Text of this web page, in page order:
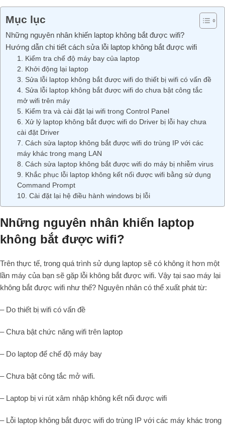
Mục lục
Những nguyên nhân khiến laptop không bắt được wifi?
Hướng dẫn chi tiết cách sửa lỗi laptop không bắt được wifi
1. Kiểm tra chế độ máy bay của laptop
2. Khởi động lại laptop
3. Sửa lỗi laptop không bắt được wifi do thiết bị wifi có vấn đề
4. Sửa lỗi laptop không bắt được wifi do chưa bật công tắc
mở wifi trên máy
5. Kiểm tra và cài đặt lại wifi trong Control Panel
6. Xử lý laptop không bắt được wifi do Driver bị lỗi hay chưa
cài đặt Driver
7. Cách sửa laptop không bắt được wifi do trùng IP với các
máy khác trong mạng LAN
8. Cách sửa laptop không bắt được wifi do máy bị nhiễm virus
9. Khắc phục lỗi laptop không kết nối được wifi bằng sử dụng
Command Prompt
10. Cài đặt lại hệ điều hành windows bị lỗi
Những nguyên nhân khiến laptop
không bắt được wifi?
Trên thực tế, trong quá trình sử dụng laptop sẽ có không ít hơn một
lần máy của bạn sẽ gặp lỗi không bắt được wifi. Vậy tại sao máy lại
không bắt được wifi như thế? Nguyên nhân có thể xuất phát từ:
– Do thiết bị wifi có vấn đề
– Chưa bật chức năng wifi trên laptop
– Do laptop để chế độ máy bay
– Chưa bật công tắc mở wifi.
– Laptop bị vi rút xâm nhập không kết nối được wifi
– Lỗi laptop không bắt được wifi do trùng IP với các máy khác trong